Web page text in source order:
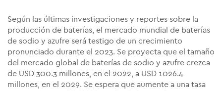
Según las últimas investigaciones y reportes sobre la
producción de baterías, el mercado mundial de baterías
de sodio y azufre será testigo de un crecimiento
pronunciado durante el 2023. Se proyecta que el tamaño
del mercado global de baterías de sodio y azufre crezca
de USD 300.3 millones, en el 2022, a USD 1026.4
millones, en el 2029. Se espera que aumente a una tasa